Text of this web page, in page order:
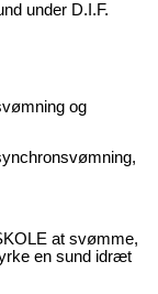
under D.I.F.
og
at svømme,
en sund idræt